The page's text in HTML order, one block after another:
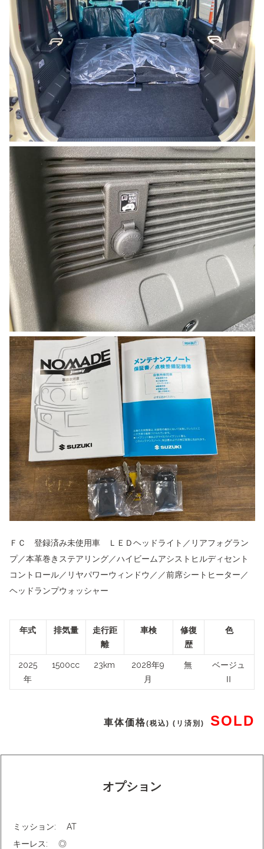
ＦＣ 登録済み未使用車 ＬＥＤヘッドライト／リアフォグラン
プ／本革巻きステアリング／ハイビームアシストヒルディセント
コントロール／リヤパワーウィンドウ／／前席シートヒーター／
ヘッドランプウォッシャー
年式 排気量
走行距
離
車検
修復
歴
色
2025
年
1500cc 23km
2028年9
月
無
ベージュ
Ⅱ
車体価格(税込) (リ済別)SOLD
オプション
ミッション: AT
キーレス: ◎